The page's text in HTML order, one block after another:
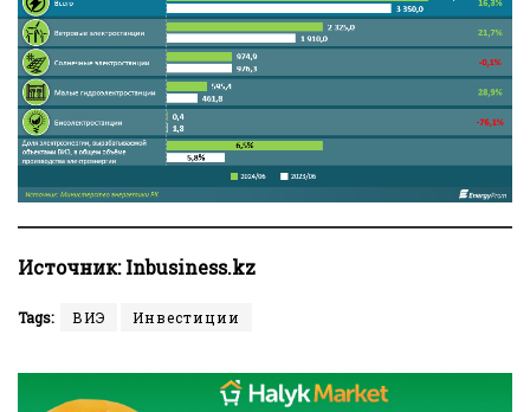
Источник:Inbusiness.kz
Tags: ВИЭ Инвестиции